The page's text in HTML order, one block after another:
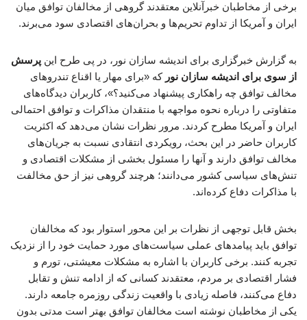
برخی از مخاطبان خبرآنلاین معتقدند گروهی از مخالفان توافق میان
ایران و آمریکا از تداوم تحریم‌ها و بحران‌های اقتصادی سود می‌برند.
به گزارش خبرگزاری برای اندیشه سازان نور، در پی طرح این پرسش
از سوی برای اندیشه سازان نور که «برای مهار یا اقناع تندروهای
مخالف توافق چه راهکاری پیشنهاد می‌کنید؟»، کاربران دیدگاه‌های
متفاوتی را درباره نحوه مواجهه با منتقدان مذاکرات و توافق احتمالی
ایران و آمریکا مطرح کردند. مرور نظرات نشان می‌دهد که اکثریت
کاربران حاضر در این بحث، رویکردی انتقادی نسبت به جریان‌های
مخالف توافق دارند و آنها را مسئول بخشی از مشکلات اقتصادی و
تنش‌های سیاسی کشور می‌دانند؛ هرچند گروهی نیز از حق مخالفت
با مذاکرات دفاع کرده‌اند.
بخش قابل توجهی از نظرات بر این محور استوار بود که مخالفان
توافق باید پیامدهای عملی سیاست‌های مورد حمایت خود را از نزدیک
تجربه کنند. برخی کاربران با اشاره به مشکلات معیشتی، تورم و
فشار اقتصادی بر مردم، معتقدند کسانی که از ادامه تنش و تقابل
دفاع می‌کنند، فاصله زیادی با واقعیت زندگی روزمره جامعه دارند.
یکی از مخاطبان نوشته است مخالفان توافق بهتر است مدتی بدون